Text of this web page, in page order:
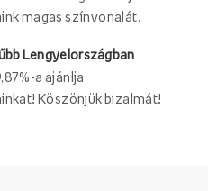
magas színvonalát.
Lengyelországban
a ajánlja
Köszönjük bizalmát!